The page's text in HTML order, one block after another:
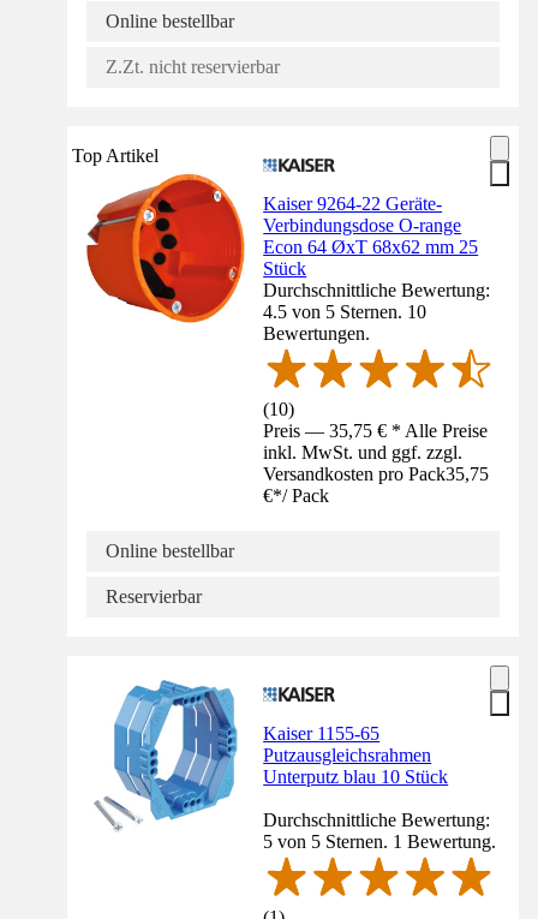
Online bestellbar
Z.Zt. nicht reservierbar
Top Artikel
Kaiser 9264-22 Geräte-
Verbindungsdose O-range
Econ 64 ØxT 68x62 mm 25
Stück
Durchschnittliche Bewertung:
4.5 von 5 Sternen. 10
Bewertungen.
(10)
Preis — 35,75 € * Alle Preise
inkl. MwSt. und ggf. zzgl.
Versandkosten pro Pack35,75
€*/ Pack
Online bestellbar
Reservierbar
Kaiser 1155-65
Putzausgleichsrahmen
Unterputz blau 10 Stück
Durchschnittliche Bewertung:
5 von 5 Sternen. 1 Bewertung.